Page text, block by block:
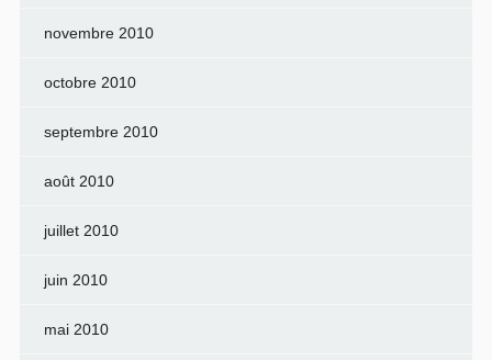
novembre 2010
octobre 2010
septembre 2010
août 2010
juillet 2010
juin 2010
mai 2010